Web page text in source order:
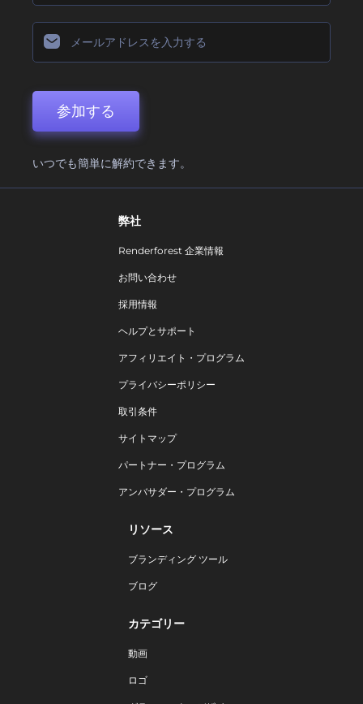
参加する
いつでも簡単に解約できます。
弊社
Renderforest 企業情報
お問い合わせ
採用情報
ヘルプとサポート
アフィリエイト・プログラム
プライバシーポリシー
取引条件
サイトマップ
パートナー・プログラム
アンバサダー・プログラム
リソース
ブランディング ツール
ブログ
カテゴリー
動画
ロゴ